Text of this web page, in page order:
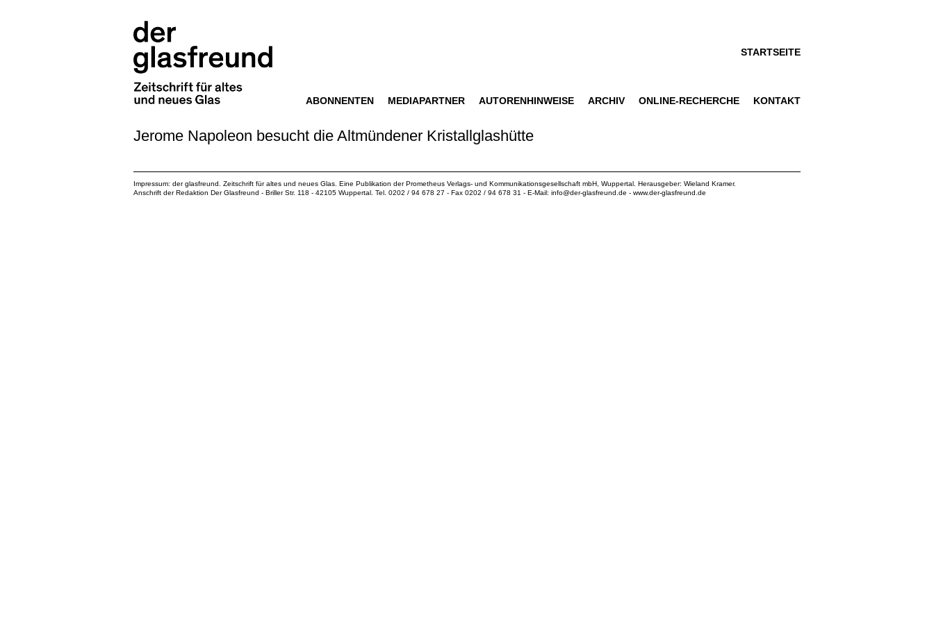
STARTSEITE
ABONNENTEN MEDIAPARTNER AUTORENHINWEISE ARCHIV ONLINE-RECHERCHE KONTAKT
Jerome Napoleon besucht die Altmündener Kristallglashütte
Impressum: der glasfreund. Zeitschrift für altes und neues Glas. Eine Publikation derPrometheus Verlags- und Kommunikationsgesellschaft mbH , Wuppertal. Herausgeber: Wieland Kramer.
Anschrift der Redaktion Der Glasfreund - Briller Str. 118 - 42105 Wuppertal. Tel. 0202 / 94 678 27 - Fax 0202 / 94 678 31 - E-Mail: info@der-glasfreund.de - www.der-glasfreund.de